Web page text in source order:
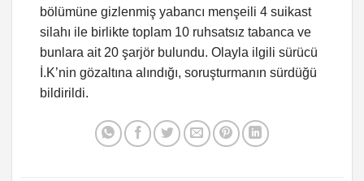
bölümüne gizlenmiş yabancı menşeili 4 suikast
silahı ile birlikte toplam 10 ruhsatsız tabanca ve
bunlara ait 20 şarjör bulundu. Olayla ilgili sürücü
İ.K’nin gözaltına alındığı, soruşturmanın sürdüğü
bildirildi.